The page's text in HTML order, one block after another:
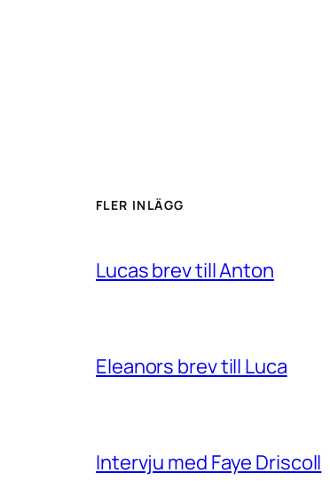
FLER INLÄGG
Lucas brev till Anton
Eleanors brev till Luca
Intervju med Faye Driscoll